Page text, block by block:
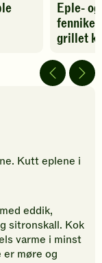
har
fått
av
5
din
Eple- og
grillet
Kutt eplene i
eddik,
sitronskall. Kok
varme i minst
møre og